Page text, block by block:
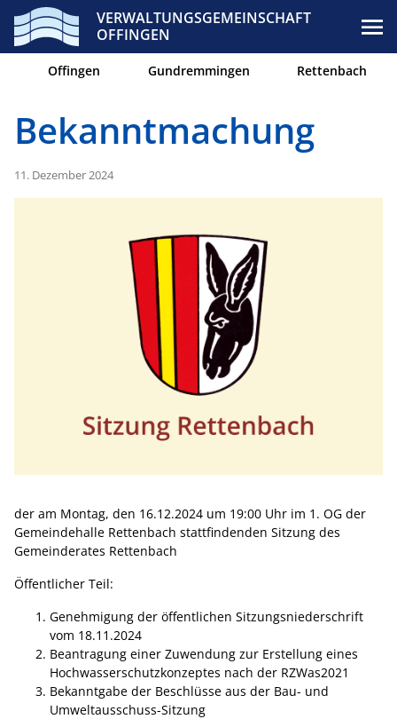
VERWALTUNGSGEMEINSCHAFT
OFFINGEN
Offingen Gundremmingen Rettenbach
Bekanntmachung
11. Dezember 2024
der am Montag, den 16.12.2024 um 19:00 Uhr im 1. OG der
Gemeindehalle Rettenbach stattfindenden Sitzung des
Gemeinderates Rettenbach
Öffentlicher Teil:
Genehmigung der öffentlichen Sitzungsniederschrift
vom 18.11.2024
Beantragung einer Zuwendung zur Erstellung eines
Hochwasserschutzkonzeptes nach der RZWas2021
Bekanntgabe der Beschlüsse aus der Bau- und
Umweltausschuss-Sitzung